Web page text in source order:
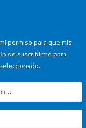
permiso para que mis
de suscribirme para